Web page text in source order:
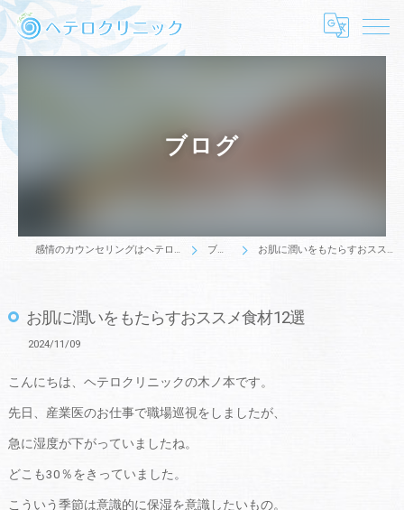
ブログ
感情のカウンセリングはヘテロクリニック ブログ お肌に潤いをもたらすおススメ食材12選
お肌に潤いをもたらすおススメ食材12選
2024/11/09
こんにちは、ヘテロクリニックの木ノ本です。
先日、産業医のお仕事で職場巡視をしましたが、
急に湿度が下がっていましたね。
どこも30％をきっていました。
こういう季節は意識的に保湿を意識したいもの。